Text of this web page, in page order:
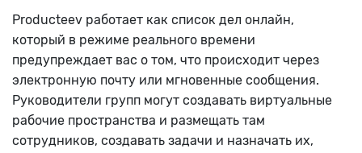
Producteev работает как список дел онлайн,
который в режиме реального времени
предупреждает вас о том, что происходит через
электронную почту или мгновенные сообщения.
Руководители групп могут создавать виртуальные
рабочие пространства и размещать там
сотрудников, создавать задачи и назначать их,